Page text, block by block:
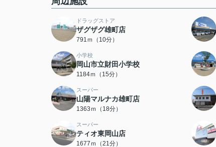
ドラッグストア
ザグザグ雄町店
791ｍ（10分）
小学校
岡山市立財田小学校
1184ｍ（15分）
スーパー
山陽マルナカ雄町店
1363ｍ（18分）
スーパー
ティオ東岡山店
1677ｍ（21分）